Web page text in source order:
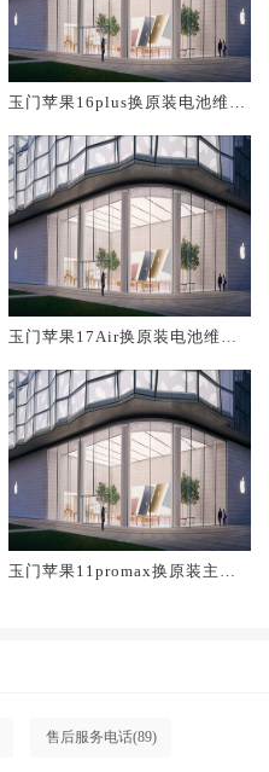
玉门苹果16plus换原装电池维修
玉门苹果17Air换原装电池维修
玉门苹果11promax换原装主板
售后服务电话(89)